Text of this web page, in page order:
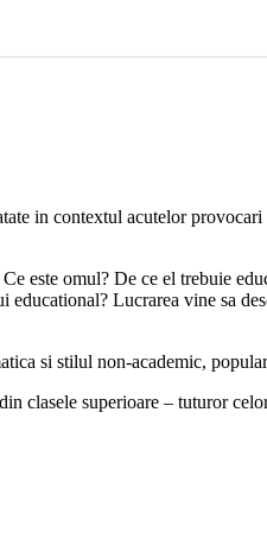
in contextul acutelor
este omul? De ce el trebuie
Lucrarea vine sa
si stilul non-academic,
clasele superioare – tuturor